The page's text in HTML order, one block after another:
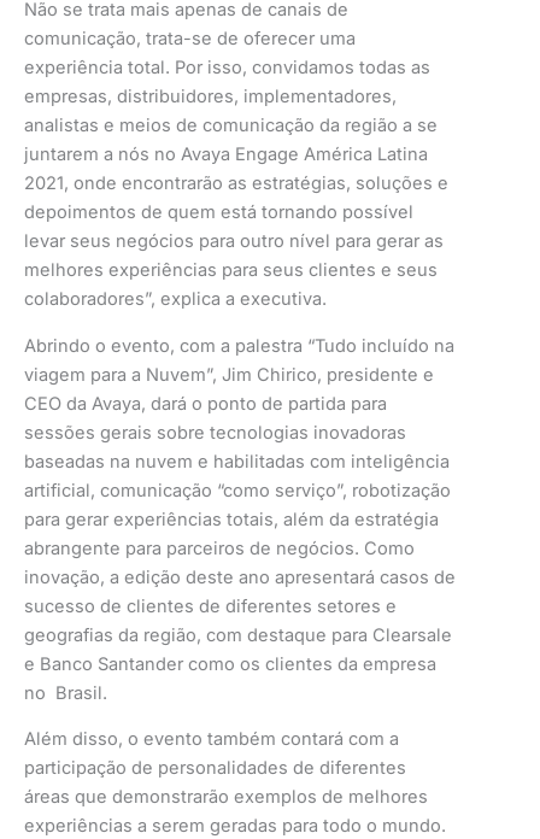
Não se trata mais apenas de canais de
comunicação, trata-se de oferecer uma
experiência total. Por isso, convidamos todas as
empresas, distribuidores, implementadores,
analistas e meios de comunicação da região a se
juntarem a nós no Avaya Engage América Latina
2021, onde encontrarão as estratégias, soluções e
depoimentos de quem está tornando possível
levar seus negócios para outro nível para gerar as
melhores experiências para seus clientes e seus
colaboradores”, explica a executiva.
Abrindo o evento, com a palestra “Tudo incluído na
viagem para a Nuvem”, Jim Chirico, presidente e
CEO da Avaya, dará o ponto de partida para
sessões gerais sobre tecnologias inovadoras
baseadas na nuvem e habilitadas com inteligência
artificial, comunicação “como serviço”, robotização
para gerar experiências totais, além da estratégia
abrangente para parceiros de negócios. Como
inovação, a edição deste ano apresentará casos de
sucesso de clientes de diferentes setores e
geografias da região, com destaque para Clearsale
e Banco Santander como os clientes da empresa
no Brasil.
Além disso, o evento também contará com a
participação de personalidades de diferentes
áreas que demonstrarão exemplos de melhores
experiências a serem geradas para todo o mundo.